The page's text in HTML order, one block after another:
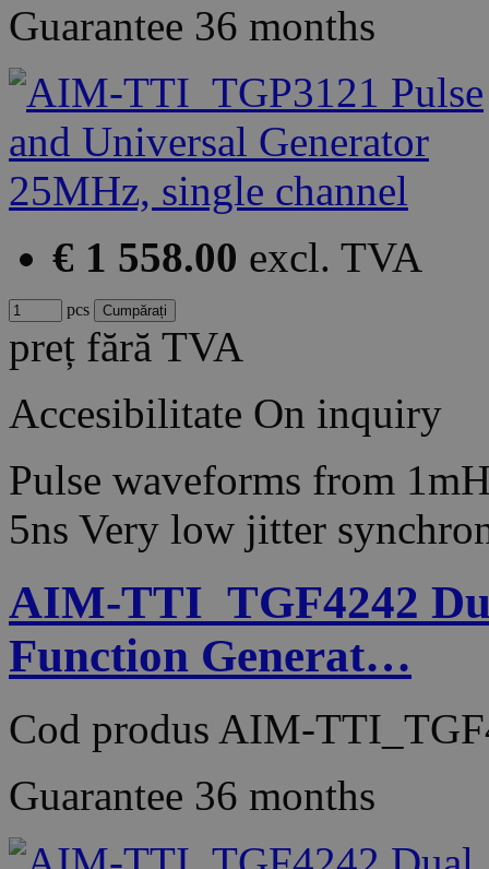
Guarantee 36 months
€ 1 558.00 excl. TVA
pcs
preț fără TVA
Accesibilitate On inquiry
Pulse waveforms from
5ns Very low jitter
AIM-TTI_TGF4242
Function Generat…
Cod produs AIM-
Guarantee 36 months